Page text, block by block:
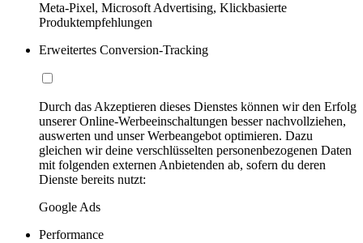
Meta-Pixel, Microsoft Advertising, Klickbasierte
Produktempfehlungen
Erweitertes Conversion-Tracking
Durch das Akzeptieren dieses Dienstes können wir den Erfolg
unserer Online-Werbeeinschaltungen besser nachvollziehen,
auswerten und unser Werbeangebot optimieren. Dazu
gleichen wir deine verschlüsselten personenbezogenen Daten
mit folgenden externen Anbietenden ab, sofern du deren
Dienste bereits nutzt:
Google Ads
Performance